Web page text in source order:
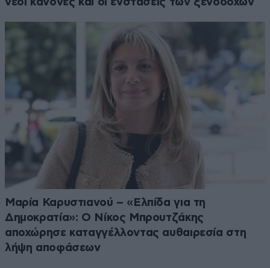
Μαρία Καρυστιανού – «Ελπίδα για τη
Δημοκρατία»: Ο Νίκος Μπρουτζάκης
αποχώρησε καταγγέλλοντας αυθαιρεσία στη
λήψη αποφάσεων